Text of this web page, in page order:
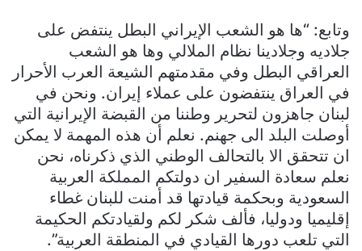
وتابع: “ها هو الشعب الإيراني البطل ينتفض على
جلاديه وجلادينا نظام الملالي وها هو الشعب
العراقي البطل وفي مقدمتهم الشيعة العرب الأحرار
في العراق ينتفضون على عملاء إيران. ونحن في
لبنان جاهزون لتحرير وطننا من القبضة الإيرانية التي
أوصلت البلد الى جهنم. نعلم أن هذه المهمة لا يمكن
ان تتحقق الا بالتحالف الوطني الذي ذكرناه، نحن
نعلم سعادة السفير ان دولتكم المملكة العربية
السعودية وبحكمة قيادتها قد أمنت للبنان غطاء
إقليميا ودوليا، فألف شكر لكم ولقيادتكم الحكيمة
التي تلعب دورها القيادي في المنطقة العربية”.